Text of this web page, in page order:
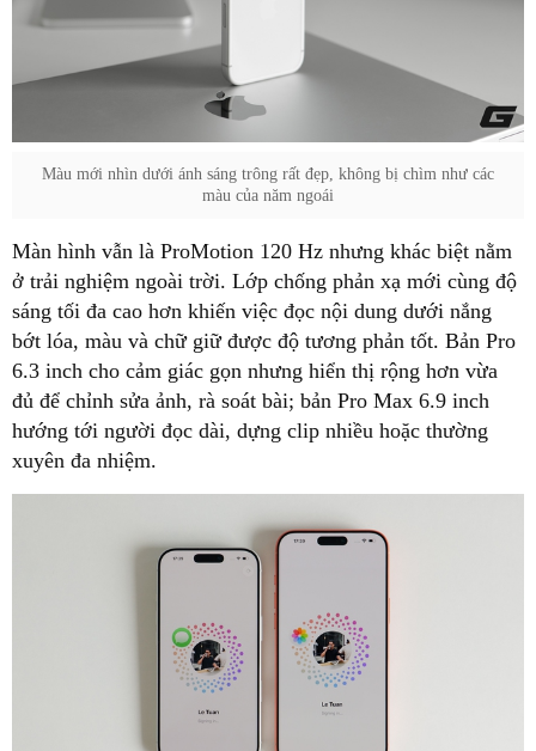
Màu mới nhìn dưới ánh sáng trông rất đẹp, không bị chìm như các
màu của năm ngoái
Màn hình vẫn là ProMotion 120 Hz nhưng khác biệt nằm
ở trải nghiệm ngoài trời. Lớp chống phản xạ mới cùng độ
sáng tối đa cao hơn khiến việc đọc nội dung dưới nắng
bớt lóa, màu và chữ giữ được độ tương phản tốt. Bản Pro
6.3 inch cho cảm giác gọn nhưng hiển thị rộng hơn vừa
đủ để chỉnh sửa ảnh, rà soát bài; bản Pro Max 6.9 inch
hướng tới người đọc dài, dựng clip nhiều hoặc thường
xuyên đa nhiệm.